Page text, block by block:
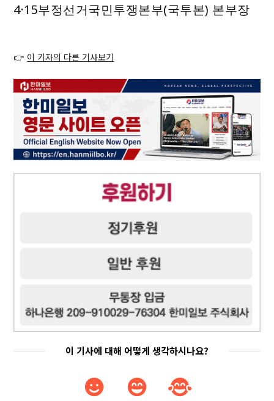
4·15부정선거국민투쟁본부(국투본) 본부장
👉 이 기자의 다른 기사보기
이 기사에 대해 어떻게 생각하시나요?